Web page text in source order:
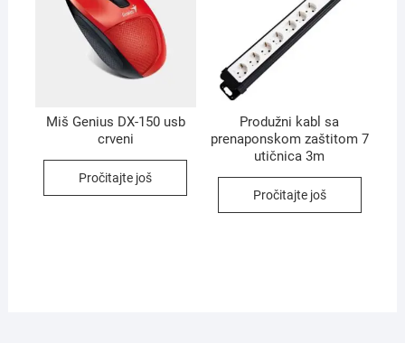
Miš Genius DX-150 usb
crveni
Pročitajte još
Produžni kabl sa
prenaponskom zaštitom 7
utičnica 3m
Pročitajte još